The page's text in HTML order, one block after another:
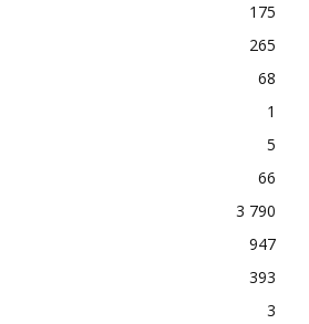
175
265
68
1
5
66
3 790
947
393
3